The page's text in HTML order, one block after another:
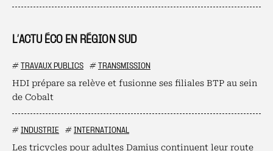
L’ACTU ÉCO EN RÉGION SUD
# TRAVAUX PUBLICS # TRANSMISSION
HDI prépare sa relève et fusionne ses filiales BTP au sein
de Cobalt
# INDUSTRIE # INTERNATIONAL
Les tricycles pour adultes Damius continuent leur route